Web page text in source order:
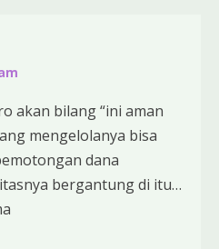
akan bilang “ini aman
mengelolanya bisa
dana
bergantung di itu…